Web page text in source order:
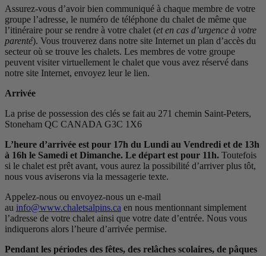
Assurez-vous d’avoir bien communiqué à chaque membre de votre
groupe l’adresse, le numéro de téléphone du chalet de même que
l’itinéraire pour se rendre à votre chalet (et en cas d’urgence à votre
parenté). Vous trouverez dans notre site Internet un plan d’accès du
secteur où se trouve les chalets. Les membres de votre groupe
peuvent visiter virtuellement le chalet que vous avez réservé dans
notre site Internet, envoyez leur le lien.
Arrivée
La prise de possession des clés se fait au 271 chemin Saint-Peters,
Stoneham QC CANADA G3C 1X6
L’heure d’arrivée est pour 17h du Lundi au Vendredi et de 13h
à 16h le Samedi et Dimanche. Le départ est pour 11h. Toutefois
si le chalet est prêt avant, vous aurez la possibilité d’arriver plus tôt,
nous vous aviserons via la messagerie texte.
Appelez-nous ou envoyez-nous un e-mail
au info@www.chaletsalpins.ca en nous mentionnant simplement
l’adresse de votre chalet ainsi que votre date d’entrée. Nous vous
indiquerons alors l’heure d’arrivée permise.
Pendant les périodes des fêtes, des relâches scolaires, de pâques